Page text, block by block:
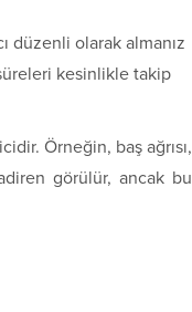
düzenli olarak almanız
kesinlikle takip
Örneğin, baş ağrısı,
görülür, ancak bu